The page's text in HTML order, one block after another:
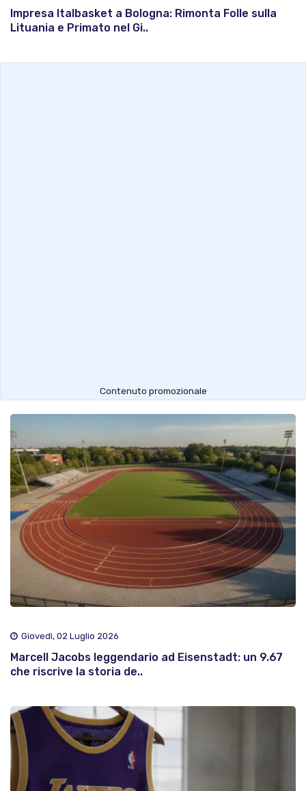
Impresa Italbasket a Bologna: Rimonta Folle sulla
Lituania e Primato nel Gi..
Contenuto promozionale
Giovedì, 02 Luglio 2026
Marcell Jacobs leggendario ad Eisenstadt: un 9.67
che riscrive la storia de..